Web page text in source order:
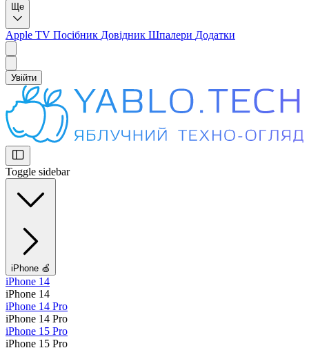
Ще
Apple TV Посібник Довідник Шпалери Додатки
Увійти
Toggle sidebar
iPhone 🍏
iPhone 14
iPhone 14
iPhone 14 Pro
iPhone 14 Pro
iPhone 15 Pro
iPhone 15 Pro